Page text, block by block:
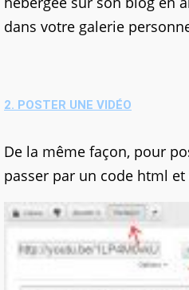
dans votre galerie
2. POSTER UNE VIDÉO
De la même façon, pour
passer par un code html